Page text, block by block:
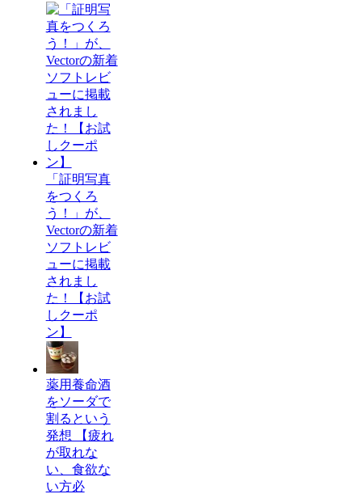
「証明写真
をつくろ
う！」が、
Vectorの新着
ソフトレビ
ューに掲載
されまし
た！【お試
しクーポ
ン】
薬用養命酒
をソーダで
割るという
発想 【疲れ
が取れな
い、食欲な
い方必